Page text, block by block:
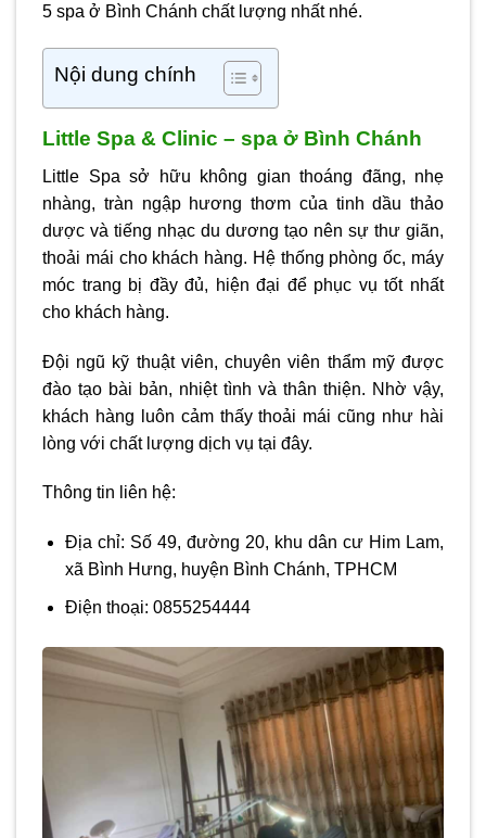
5 spa ở Bình Chánh chất lượng nhất nhé.
Nội dung chính
Little Spa & Clinic – spa ở Bình Chánh
Little Spa sở hữu không gian thoáng đãng, nhẹ
nhàng, tràn ngập hương thơm của tinh dầu thảo
dược và tiếng nhạc du dương tạo nên sự thư giãn,
thoải mái cho khách hàng. Hệ thống phòng ốc, máy
móc trang bị đầy đủ, hiện đại để phục vụ tốt nhất
cho khách hàng.
Đội ngũ kỹ thuật viên, chuyên viên thẩm mỹ được
đào tạo bài bản, nhiệt tình và thân thiện. Nhờ vậy,
khách hàng luôn cảm thấy thoải mái cũng như hài
lòng với chất lượng dịch vụ tại đây.
Thông tin liên hệ:
Địa chỉ: Số 49, đường 20, khu dân cư Him Lam,
xã Bình Hưng, huyện Bình Chánh, TPHCM
Điện thoại: 0855254444